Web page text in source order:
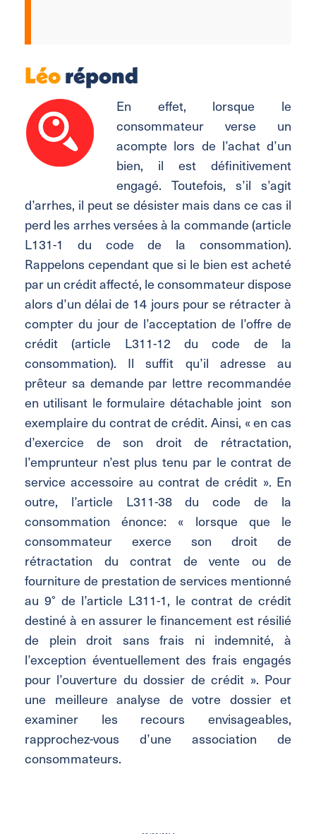
Léorépond
En effet, lorsque le
consommateur verse un
acompte lors de l’achat d’un
bien, il est définitivement
engagé. Toutefois, s’il s’agit
d’arrhes, il peut se désister mais dans ce cas il
perd les arrhes versées à la commande (article
L131-1 du code de la consommation).
Rappelons cependant que si le bien est acheté
par un crédit affecté, le consommateur dispose
alors d’un délai de 14 jours pour se rétracter à
compter du jour de l’acceptation de l’offre de
crédit (article L311-12 du code de la
consommation). Il suffit qu’il adresse au
prêteur sa demande par lettre recommandée
en utilisant le formulaire détachable joint son
exemplaire du contrat de crédit. Ainsi, « en cas
d’exercice de son droit de rétractation,
l’emprunteur n’est plus tenu par le contrat de
service accessoire au contrat de crédit ». En
outre, l’article L311-38 du code de la
consommation énonce: « lorsque que le
consommateur exerce son droit de
rétractation du contrat de vente ou de
fourniture de prestation de services mentionné
au 9° de l’article L311-1, le contrat de crédit
destiné à en assurer le financement est résilié
de plein droit sans frais ni indemnité, à
l’exception éventuellement des frais engagés
pour l’ouverture du dossier de crédit ». Pour
une meilleure analyse de votre dossier et
examiner les recours envisageables,
rapprochez-vous d’une association de
consommateurs.